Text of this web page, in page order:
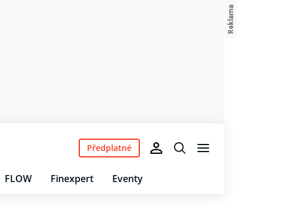
FLOW Finexpert Eventy
Předplatné